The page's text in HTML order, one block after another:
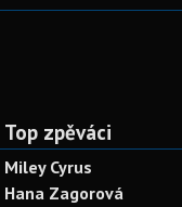
Top zpěváci
Miley Cyrus
Hana Zagorová